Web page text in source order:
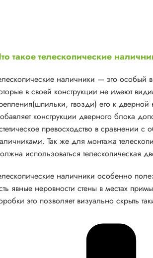
такое телескопические
наличники — это особый
в своей конструкции не имеют
гвозди) его к дверной
конструкции дверного блока
превосходство в сравнении с
Так же для монтажа
использоваться телескопическая
наличники особенно
явные неровности стены в местах
это позволяет визуально скрыть